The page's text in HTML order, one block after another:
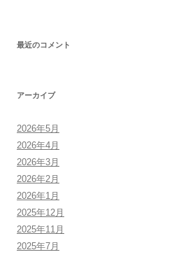
最近のコメント
アーカイブ
2026年5月
2026年4月
2026年3月
2026年2月
2026年1月
2025年12月
2025年11月
2025年7月